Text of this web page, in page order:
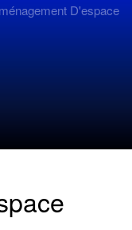
D'espace